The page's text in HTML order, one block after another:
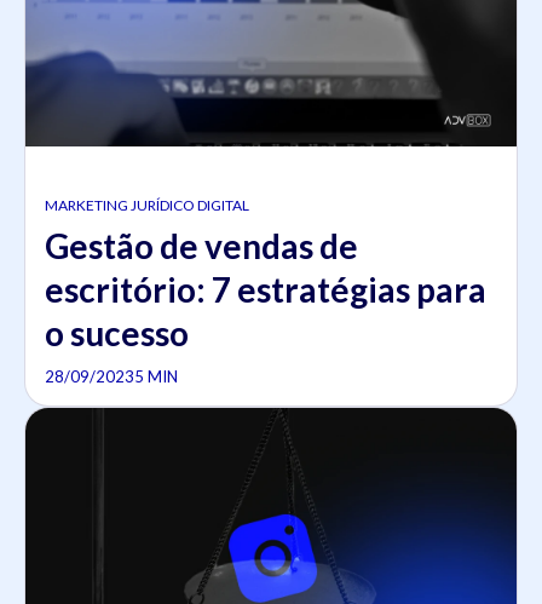
MARKETING JURÍDICO DIGITAL
Gestão de vendas de
escritório: 7 estratégias para
o sucesso
28/09/20235 MIN